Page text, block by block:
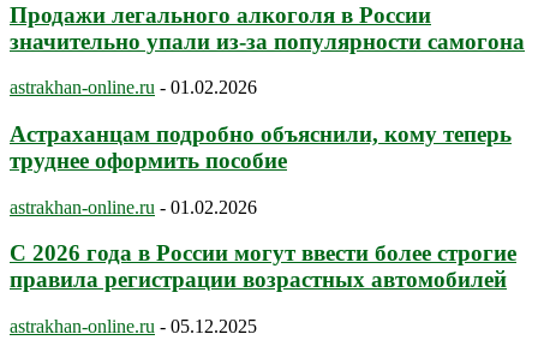
Продажи легального алкоголя в России
значительно упали из-за популярности самогона
astrakhan-online.ru - 01.02.2026
Астраханцам подробно объяснили, кому теперь
труднее оформить пособие
astrakhan-online.ru - 01.02.2026
С 2026 года в России могут ввести более строгие
правила регистрации возрастных автомобилей
astrakhan-online.ru - 05.12.2025